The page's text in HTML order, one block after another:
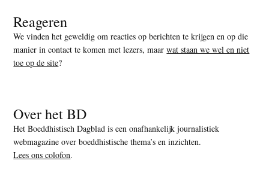
Reageren
We vinden het geweldig om reacties op berichten te krijgen en op die
manier in contact te komen met lezers, maarwat staan we wel en niet
toe op de site?
Over het BD
Het Boeddhistisch Dagblad is een onafhankelijk journalistiek
webmagazine over boeddhistische thema’s en inzichten.
Lees ons colofon.